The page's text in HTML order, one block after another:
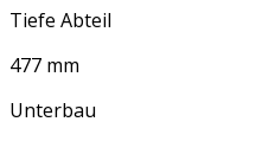
Tiefe Abteil
477 mm
Unterbau